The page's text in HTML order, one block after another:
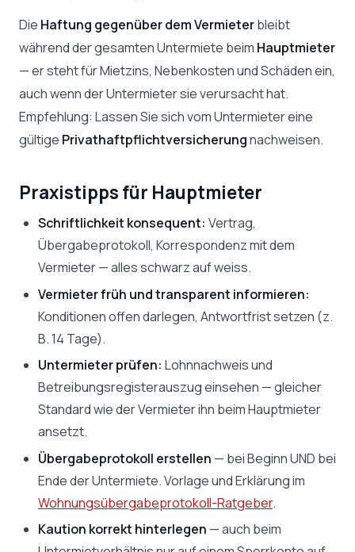
Die Haftung gegenüber dem Vermieterbleibt
während der gesamten Untermiete beim Hauptmieter
— er steht für Mietzins, Nebenkosten und Schäden ein,
auch wenn der Untermieter sie verursacht hat.
Empfehlung: Lassen Sie sich vom Untermieter eine
gültige Privathaftpflichtversicherungnachweisen.
Praxistipps für Hauptmieter
Schriftlichkeit konsequent: Vertrag,
Übergabeprotokoll, Korrespondenz mit dem
Vermieter — alles schwarz auf weiss.
Vermieter früh und transparent informieren:
Konditionen offen darlegen, Antwortfrist setzen (z.
B. 14 Tage).
Untermieter prüfen: Lohnnachweis und
Betreibungsregisterauszug einsehen — gleicher
Standard wie der Vermieter ihn beim Hauptmieter
ansetzt.
Übergabeprotokoll erstellen — bei Beginn UND bei
Ende der Untermiete. Vorlage und Erklärung im
Wohnungsübergabeprotokoll-Ratgeber.
Kaution korrekt hinterlegen — auch beim